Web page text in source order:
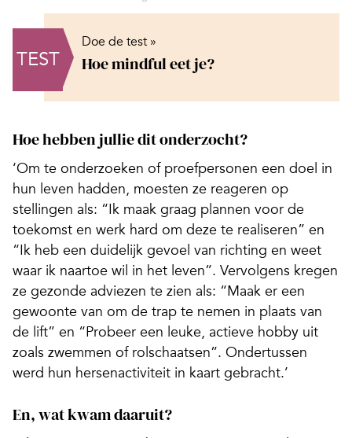
TEST
Doe de test »
Hoe mindful eet je?
Hoe hebben jullie dit onderzocht?
‘Om te onderzoeken of proefpersonen een doel in
hun leven hadden, moesten ze reageren op
stellingen als: “Ik maak graag plannen voor de
toekomst en werk hard om deze te realiseren” en
“Ik heb een duidelijk gevoel van richting en weet
waar ik naartoe wil in het leven”. Vervolgens kregen
ze gezonde adviezen te zien als: “Maak er een
gewoonte van om de trap te nemen in plaats van
de lift” en “Probeer een leuke, actieve hobby uit
zoals zwemmen of rolschaatsen”. Ondertussen
werd hun hersenactiviteit in kaart gebracht.’
En, wat kwam daaruit?